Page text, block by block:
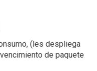
(les despliega
de paquete